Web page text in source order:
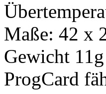
Maße: 42 x
Gewicht
ProgCard